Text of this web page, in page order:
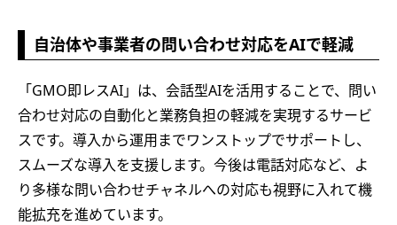
自治体や事業者の問い合わせ対応をAIで軽減
「GMO即レスAI」は、会話型AIを活用することで、問い
合わせ対応の自動化と業務負担の軽減を実現するサービ
スです。導入から運用までワンストップでサポートし、
スムーズな導入を支援します。今後は電話対応など、よ
り多様な問い合わせチャネルへの対応も視野に入れて機
能拡充を進めています。